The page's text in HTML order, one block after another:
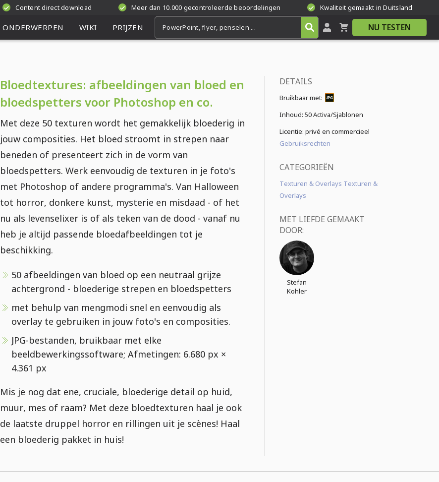
Content direct download Meer dan 10.000 gecontroleerde beoordelingen Kwaliteit gemaakt in Duitsland
ONDERWERPEN WIKI PRIJZEN NU TESTEN
Bloedtextures: afbeeldingen van bloed en
bloedspetters voor Photoshop en co.
Met deze 50 texturen wordt het gemakkelijk bloederig in
jouw composities. Het bloed stroomt in strepen naar
beneden of presenteert zich in de vorm van
bloedspetters. Werk eenvoudig de texturen in je foto's
met Photoshop of andere programma's. Van Halloween
tot horror, donkere kunst, mysterie en misdaad - of het
nu als levenselixer is of als teken van de dood - vanaf nu
heb je altijd passende bloedafbeeldingen tot je
beschikking.
50 afbeeldingen van bloed op een neutraal grijze
achtergrond - bloederige strepen en bloedspetters
met behulp van mengmodi snel en eenvoudig als
overlay te gebruiken in jouw foto's en composities.
JPG-bestanden, bruikbaar met elke
beeldbewerkingssoftware; Afmetingen: 6.680 px ×
4.361 px
Mis je nog dat ene, cruciale, bloederige detail op huid,
muur, mes of raam? Met deze bloedtexturen haal je ook
de laatste druppel horror en rillingen uit je scènes! Haal
een bloederig pakket in huis!
DETAILS
Bruikbaar met:
Inhoud:50 Activa/Sjablonen
Licentie: privé en commercieel
Gebruiksrechten
CATEGORIEËN
Texturen & Overlays Texturen &
Overlays
MET LIEFDE GEMAAKT
DOOR:
Stefan
Kohler